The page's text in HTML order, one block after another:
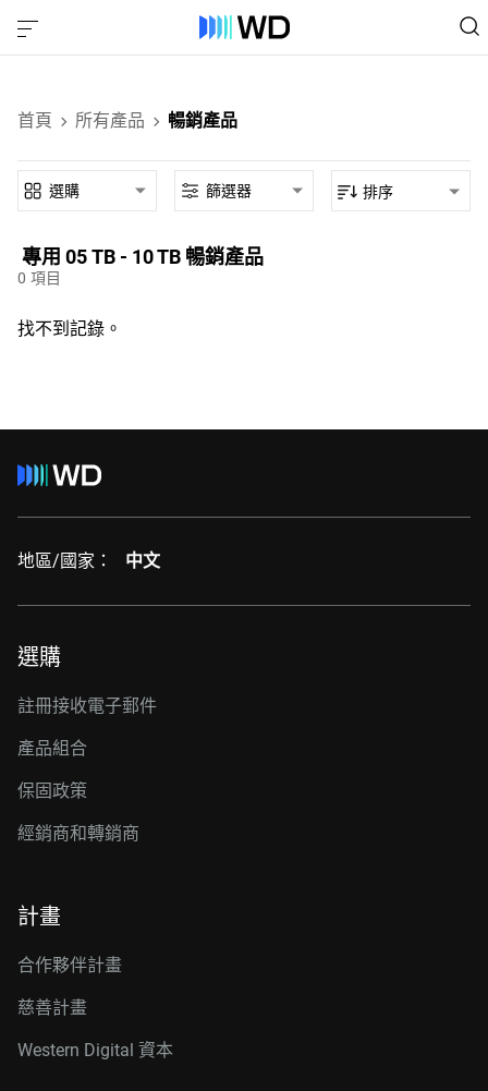
首頁 所有產品 暢銷產品
專用‎ 05 TB - 10 TB‎ 暢銷產品‎
0 項目
選購 篩選器 排序
找不到記錄。
地區/國家： 中文
選購
註冊接收電子郵件
產品組合
保固政策
經銷商和轉銷商
計畫
合作夥伴計畫
慈善計畫
Western Digital 資本